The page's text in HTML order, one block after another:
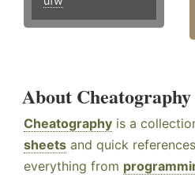
About Cheatography
Cheatography is a
sheets and quick
everything from